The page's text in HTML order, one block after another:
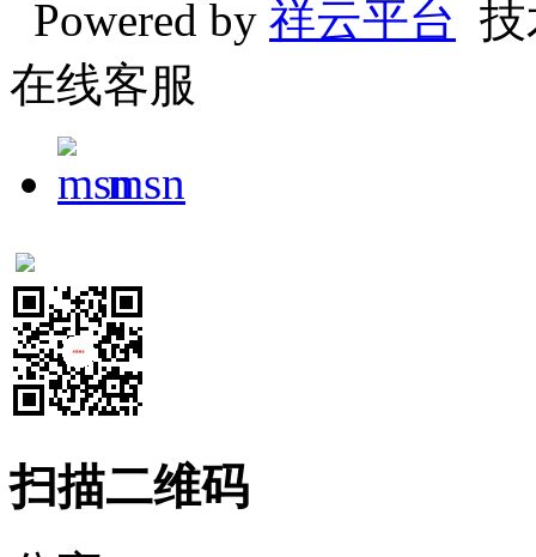
Powered by 祥云平台
在线客服
msn
扫描二维码